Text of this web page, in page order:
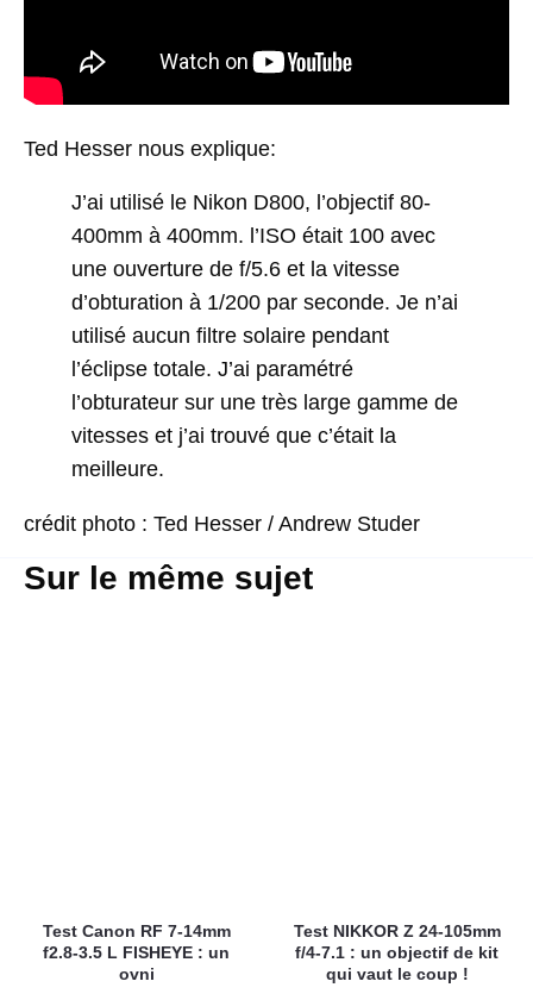
Ted Hesser nous explique:
J’ai utilisé le Nikon D800, l’objectif 80-
400mm à 400mm. l’ISO était 100 avec
une ouverture de f/5.6 et la vitesse
d’obturation à 1/200 par seconde. Je n’ai
utilisé aucun filtre solaire pendant
l’éclipse totale. J’ai paramétré
l’obturateur sur une très large gamme de
vitesses et j’ai trouvé que c’était la
meilleure.
crédit photo : Ted Hesser / Andrew Studer
Sur le même sujet
Test Canon RF 7-14mm
f2.8-3.5 L FISHEYE : un
ovni
Test NIKKOR Z 24-105mm
f/4-7.1 : un objectif de kit
qui vaut le coup !